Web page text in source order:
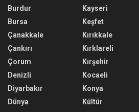
Burdur
Bursa
Çanakkale
Çankırı
Çorum
Denizli
Diyarbakır
Dünya
Kayseri
Keşfet
Kırıkkale
Kırklareli
Kırşehir
Kocaeli
Konya
Kültür